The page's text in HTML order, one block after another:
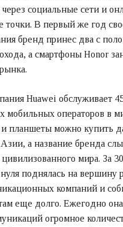
социальные сети и
точки. В первый же год
бренд принес два с
а смартфоны Honor
Huawei обслуживает
мобильных операторов в
планшеты можно купить
а название бренда
мира. За
поднялась на вершину
компаний и
там еще долго. Ежегодно
огромное